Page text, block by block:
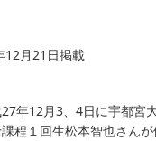
12月21日掲載
年12月3、4日に宇都宮
程１回生松本智也さんが